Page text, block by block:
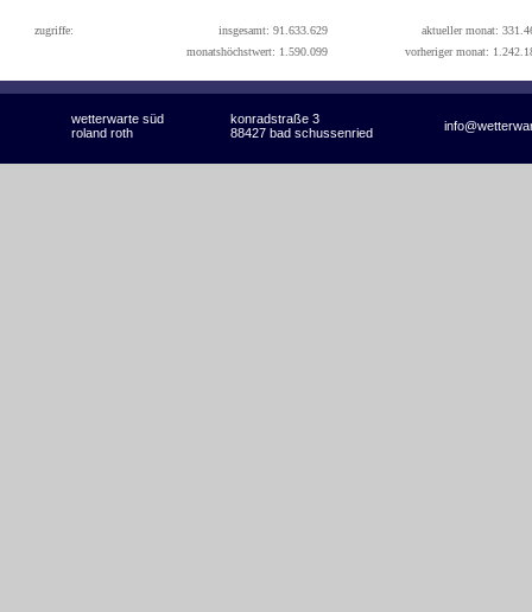
zugriffe: insgesamt: 91.633.629
aktueller monat:
monatshöchstwert: 1.590.099
vorheriger monat:
wetterwarte süd konradstraße 3
roland roth 88427 bad schussenried